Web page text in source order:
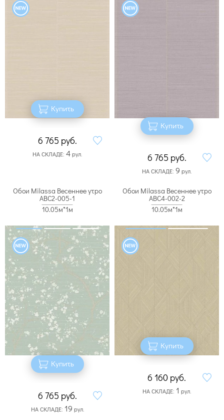
Купить
6 765 руб.
НА СКЛАДЕ: 4рул.
Купить
6 765 руб.
НА СКЛАДЕ: 9 рул.
Обои Milassa Весеннее утро
ABC2-005-1
10.05м*1м
Купить
6 765 руб.
НА СКЛАДЕ: 19 рул.
Обои Milassa Весеннее утро
ABC4-002-2
10.05м*1м
Купить
6 160 руб.
НА СКЛАДЕ: 1 рул.